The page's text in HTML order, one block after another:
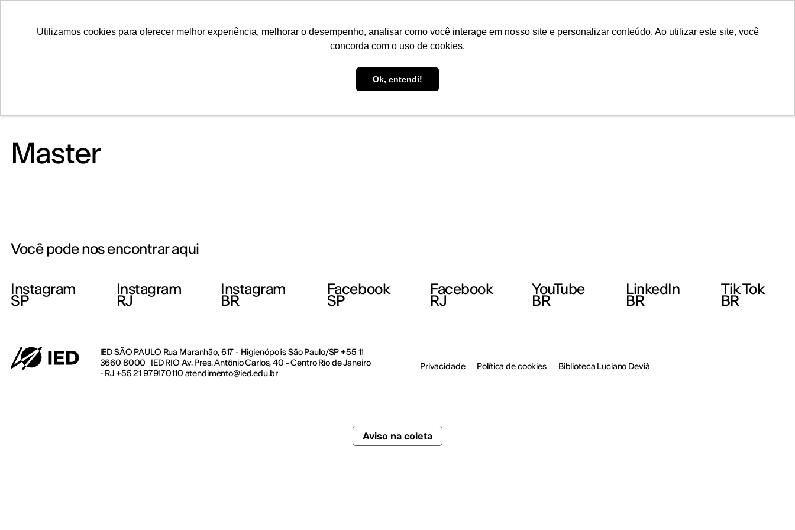
Utilizamos cookies para oferecer melhor experiência, melhorar o desempenho, analisar como você interage em nosso site e personalizar conteúdo. Ao utilizar este site, você
concorda com o uso de cookies.
Ok, entendi!
Master
Você pode nos encontrar aqui
Instagram
SP
Instagram
RJ
Instagram
BR
Facebook
SP
Facebook
RJ
YouTube
BR
LinkedIn
BR
Tik Tok
BR
IED SÃO PAULO Rua Maranhão, 617 - Higienópolis São Paulo/SP +55 11
3660 8000 IED RIO Av. Pres. Antônio Carlos, 40 - Centro Rio de Janeiro
- RJ +55 21 979170110 atendimento@ied.edu.br
Privacidade Política de cookies Biblioteca Luciano Devià
Aviso na coleta